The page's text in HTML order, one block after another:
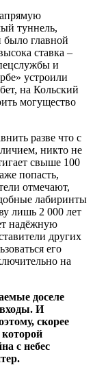
туннель,
было главной
ставка –
и
устроили
на Кольский
могущество
разве что с
никто не
свыше 100
попасть,
отмечают,
лабиринты
лишь 2 000 лет
надёжную
других
его
на
доселе
И
скорее
которой
с небес